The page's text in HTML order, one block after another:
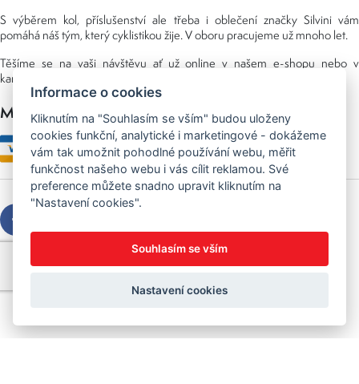
S výběrem kol, příslušenství ale třeba i oblečení značky Silvini vám
pomáhá náš tým, který cyklistikou žije. V oboru pracujeme už mnoho let.
Těšíme se na vaši návštěvu ať už online v našem e-shopu nebo v
kamenné prodejně, kterou najdete v NS (nákupní středisko) URAN.
Možnosti platby
Copyright © 2026 Sedláček s.r.o.
Created byOLC Webdesign
Informace o cookies
Kliknutím na "Souhlasím se vším" budou uloženy
cookies funkční, analytické i marketingové - dokážeme
vám tak umožnit pohodlné používání webu, měřit
funkčnost našeho webu i vás cílit reklamou. Své
preference můžete snadno upravit kliknutím na
"Nastavení cookies".
Souhlasím se vším
Nastavení cookies